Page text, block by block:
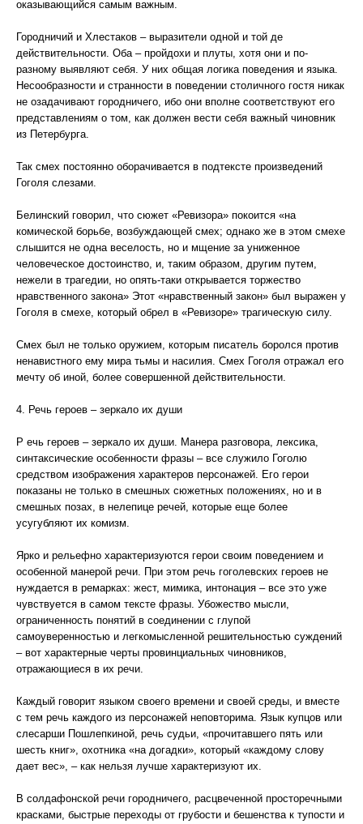
оказывающийся самым важным.
Городничий и Хлестаков – выразители одной и той де
действительности. Оба – пройдохи и плуты, хотя они и по-
разному выявляют себя. У них общая логика поведения и языка.
Несообразности и странности в поведении столичного гостя никак
не озадачивают городничего, ибо они вполне соответствуют его
представлениям о том, как должен вести себя важный чиновник
из Петербурга.
Так смех постоянно оборачивается в подтексте произведений
Гоголя слезами.
Белинский говорил, что сюжет «Ревизора» покоится «на
комической борьбе, возбуждающей смех; однако же в этом смехе
слышится не одна веселость, но и мщение за униженное
человеческое достоинство, и, таким образом, другим путем,
нежели в трагедии, но опять-таки открывается торжество
нравственного закона» Этот «нравственный закон» был выражен у
Гоголя в смехе, который обрел в «Ревизоре» трагическую силу.
Смех был не только оружием, которым писатель боролся против
ненавистного ему мира тьмы и насилия. Смех Гоголя отражал его
мечту об иной, более совершенной действительности.
4. Речь героев – зеркало их души
Р ечь героев – зеркало их души. Манера разговора, лексика,
синтаксические особенности фразы – все служило Гоголю
средством изображения характеров персонажей. Его герои
показаны не только в смешных сюжетных положениях, но и в
смешных позах, в нелепице речей, которые еще более
усугубляют их комизм.
Ярко и рельефно характеризуются герои своим поведением и
особенной манерой речи. При этом речь гоголевских героев не
нуждается в ремарках: жест, мимика, интонация – все это уже
чувствуется в самом тексте фразы. Убожество мысли,
ограниченность понятий в соединении с глупой
самоуверенностью и легкомысленной решительностью суждений
– вот характерные черты провинциальных чиновников,
отражающиеся в их речи.
Каждый говорит языком своего времени и своей среды, и вместе
с тем речь каждого из персонажей неповторима. Язык купцов или
слесарши Пошлепкиной, речь судьи, «прочитавшего пять или
шесть книг», охотника «на догадки», который «каждому слову
дает вес», – как нельзя лучше характеризуют их.
В солдафонской речи городничего, расцвеченной просторечными
красками, быстрые переходы от грубости и бешенства к тупости и